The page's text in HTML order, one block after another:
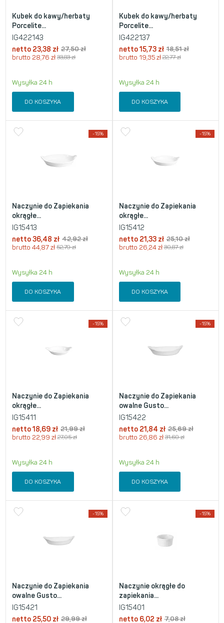
Kubek do kawy/herbaty
Porcelite...
IG422143
netto 23,38 zł 27,50zł
brutto 28,76 zł 33,83zł
Wysyłka 24 h
DO KOSZYKA
Kubek do kawy/herbaty
Porcelite...
IG422137
netto 15,73 zł 18,51zł
brutto 19,35 zł 22,77zł
Wysyłka 24 h
DO KOSZYKA
-15%
Naczynie do Zapiekania
okrągłe...
IG15413
netto36,48 zł 42,92zł
brutto 44,87 zł 52,79zł
Wysyłka 24 h
DO KOSZYKA
-15%
Naczynie do Zapiekania
okrągłe...
IG15412
netto 21,33 zł 25,10zł
brutto 26,24 zł 30,87zł
Wysyłka 24 h
DO KOSZYKA
-15%
Naczynie do Zapiekania
okrągłe...
IG15411
netto18,69 zł 21,99zł
brutto 22,99 zł 27,05zł
Wysyłka 24 h
DO KOSZYKA
-15%
Naczynie do Zapiekania
owalne Gusto...
IG15422
netto 21,84 zł 25,69zł
brutto 26,86 zł 31,60zł
Wysyłka 24 h
DO KOSZYKA
-15%
Naczynie do Zapiekania
owalne Gusto...
IG15421
netto 25,50 zł 29,99zł
-15%
Naczynie okrągłe do
zapiekania...
IG15401
netto 6,02 zł 7,08zł